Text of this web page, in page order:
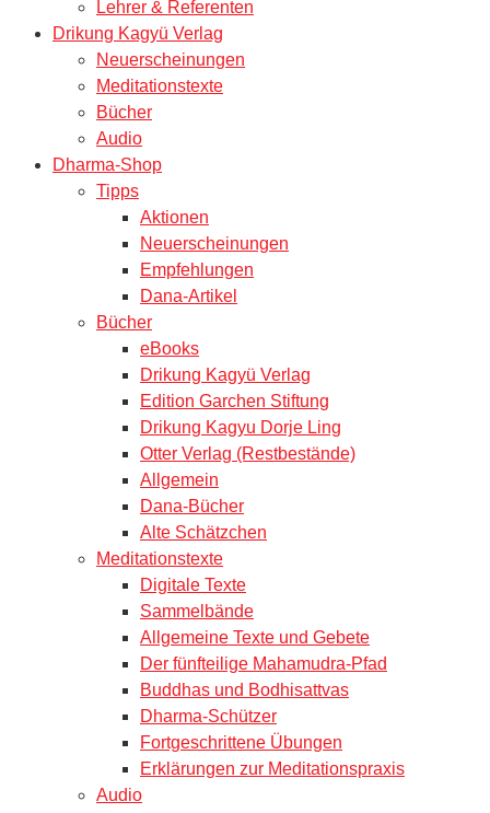
Lehrer & Referenten
Drikung Kagyü Verlag
Neuerscheinungen
Meditationstexte
Bücher
Audio
Dharma-Shop
Tipps
Aktionen
Neuerscheinungen
Empfehlungen
Dana-Artikel
Bücher
eBooks
Drikung Kagyü Verlag
Edition Garchen Stiftung
Drikung Kagyu Dorje Ling
Otter Verlag (Restbestände)
Allgemein
Dana-Bücher
Alte Schätzchen
Meditationstexte
Digitale Texte
Sammelbände
Allgemeine Texte und Gebete
Der fünfteilige Mahamudra-Pfad
Buddhas und Bodhisattvas
Dharma-Schützer
Fortgeschrittene Übungen
Erklärungen zur Meditationspraxis
Audio